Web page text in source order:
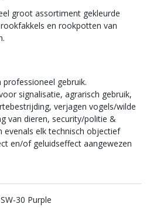
groot assortiment gekleurde
en rookpotten van
gebruik.
signalisatie, agrarisch gebruik,
verjagen vogels/wilde
van dieren, security/politie &
evenals elk technisch objectief
en/of geluidseffect aangewezen
30 Purple